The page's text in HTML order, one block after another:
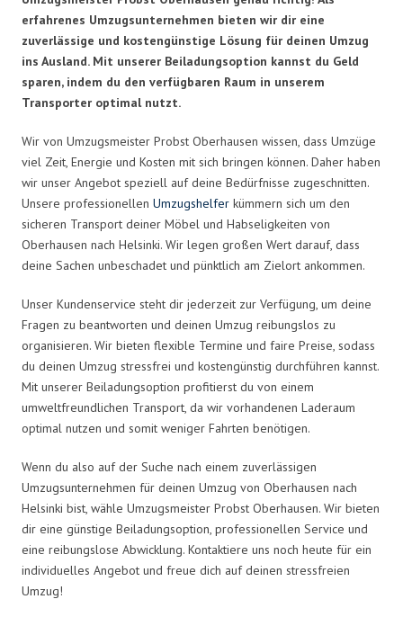
erfahrenes Umzugsunternehmen bieten wir dir eine
zuverlässige und kostengünstige Lösung für deinen Umzug
ins Ausland. Mit unserer Beiladungsoption kannst du Geld
sparen, indem du den verfügbaren Raum in unserem
Transporter optimal nutzt.
Wir von Umzugsmeister Probst Oberhausen wissen, dass Umzüge
viel Zeit, Energie und Kosten mit sich bringen können. Daher haben
wir unser Angebot speziell auf deine Bedürfnisse zugeschnitten.
Unsere professionellen Umzugshelfer kümmern sich um den
sicheren Transport deiner Möbel und Habseligkeiten von
Oberhausen nach Helsinki. Wir legen großen Wert darauf, dass
deine Sachen unbeschadet und pünktlich am Zielort ankommen.
Unser Kundenservice steht dir jederzeit zur Verfügung, um deine
Fragen zu beantworten und deinen Umzug reibungslos zu
organisieren. Wir bieten flexible Termine und faire Preise, sodass
du deinen Umzug stressfrei und kostengünstig durchführen kannst.
Mit unserer Beiladungsoption profitierst du von einem
umweltfreundlichen Transport, da wir vorhandenen Laderaum
optimal nutzen und somit weniger Fahrten benötigen.
Wenn du also auf der Suche nach einem zuverlässigen
Umzugsunternehmen für deinen Umzug von Oberhausen nach
Helsinki bist, wähle Umzugsmeister Probst Oberhausen. Wir bieten
dir eine günstige Beiladungsoption, professionellen Service und
eine reibungslose Abwicklung. Kontaktiere uns noch heute für ein
individuelles Angebot und freue dich auf deinen stressfreien
Umzug!